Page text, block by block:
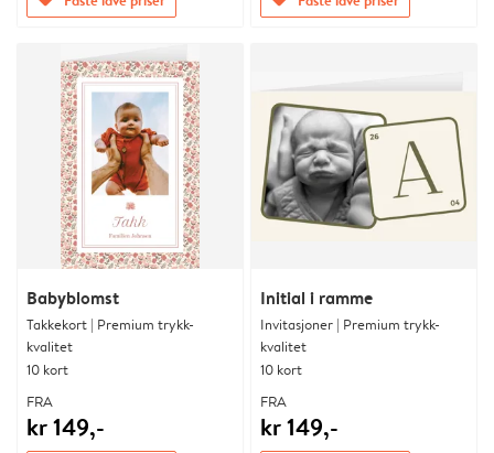
Babyblomst
Takkekort | Premium trykk-
kvalitet
10 kort
FRA
kr 149,-
Initial i ramme
Invitasjoner | Premium trykk-
kvalitet
10 kort
FRA
kr 149,-